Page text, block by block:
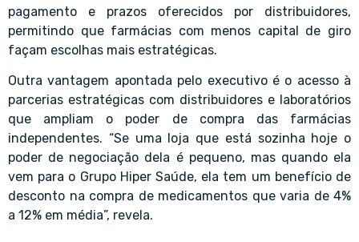
pagamento e prazos oferecidos por distribuidores,
permitindo que farmácias com menos capital de giro
façam escolhas mais estratégicas.
Outra vantagem apontada pelo executivo é o acesso à
parcerias estratégicas com distribuidores e laboratórios
que ampliam o poder de compra das farmácias
independentes. “Se uma loja que está sozinha hoje o
poder de negociação dela é pequeno, mas quando ela
vem para o Grupo Hiper Saúde, ela tem um benefício de
desconto na compra de medicamentos que varia de 4%
a 12% em média”, revela.